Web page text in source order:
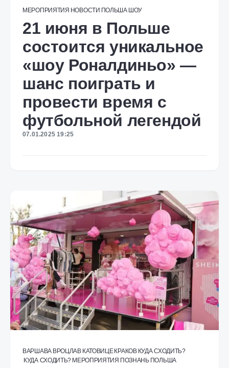
МЕРОПРИЯТИЯ НОВОСТИ ПОЛЬША ШОУ
21 июня в Польше
состоится уникальное
«шоу Роналдиньо» —
шанс поиграть и
провести время с
футбольной легендой
07.01.2025 19:25
ВАРШАВА ВРОЦЛАВ КАТОВИЦЕ КРАКОВ КУДА СХОДИТЬ?
КУДА СХОДИТЬ? МЕРОПРИЯТИЯ ПОЗНАНЬ ПОЛЬША